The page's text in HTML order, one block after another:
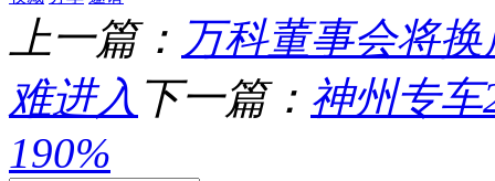
上一篇： 万科董事会将
难进入 下一篇： 神州专车
190%